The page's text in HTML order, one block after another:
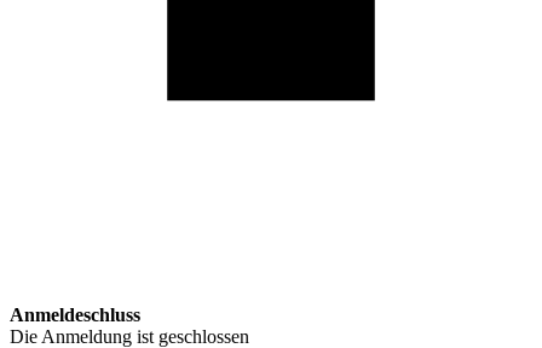
Anmeldeschluss
Die Anmeldung ist geschlossen